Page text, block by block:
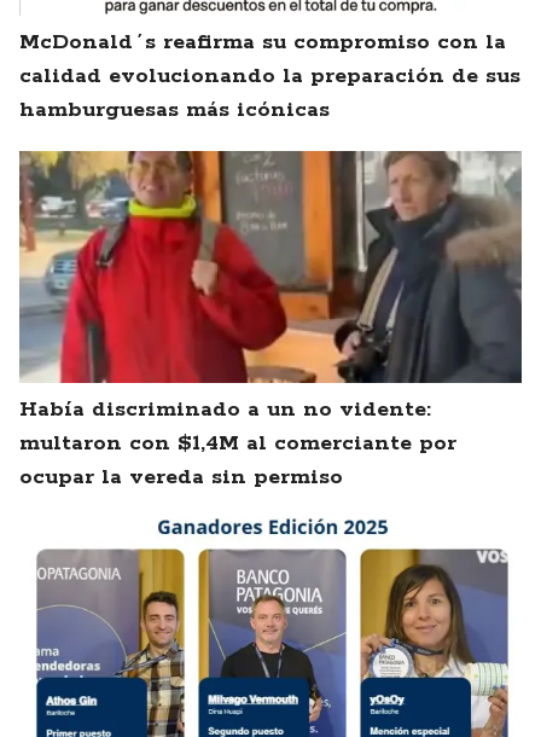
McDonald´s reafirma su compromiso con la
calidad evolucionando la preparación de sus
hamburguesas más icónicas
Había discriminado a un no vidente:
multaron con $1,4M al comerciante por
ocupar la vereda sin permiso